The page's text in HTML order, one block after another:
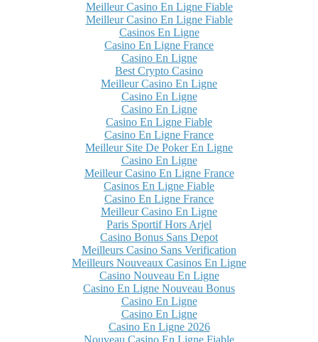
Meilleur Casino En Ligne Fiable
Meilleur Casino En Ligne Fiable
Casinos En Ligne
Casino En Ligne France
Casino En Ligne
Best Crypto Casino
Meilleur Casino En Ligne
Casino En Ligne
Casino En Ligne
Casino En Ligne Fiable
Casino En Ligne France
Meilleur Site De Poker En Ligne
Casino En Ligne
Meilleur Casino En Ligne France
Casinos En Ligne Fiable
Casino En Ligne France
Meilleur Casino En Ligne
Paris Sportif Hors Arjel
Casino Bonus Sans Depot
Meilleurs Casino Sans Verification
Meilleurs Nouveaux Casinos En Ligne
Casino Nouveau En Ligne
Casino En Ligne Nouveau Bonus
Casino En Ligne
Casino En Ligne
Casino En Ligne 2026